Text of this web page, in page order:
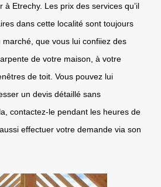
à Etrechy. Les prix des services qu’il
dans cette localité sont toujours
marché, que vous lui confiiez des
de votre maison, à votre
de toit. Vous pouvez lui
un devis détaillé sans
contactez-le pendant les heures de
effectuer votre demande via son